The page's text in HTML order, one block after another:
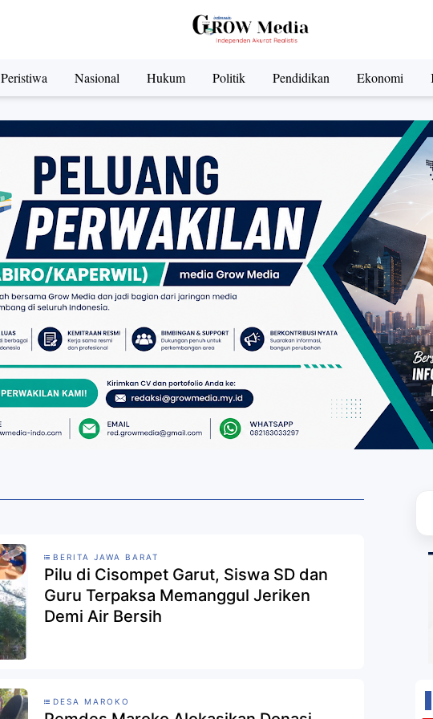
Peristiwa Nasional Hukum Politik Pendidikan Ekonomi
BERITA JAWA BARAT
Pilu di Cisompet Garut, Siswa SD dan
Guru Terpaksa Memanggul Jeriken
Demi Air Bersih
DESA MAROKO